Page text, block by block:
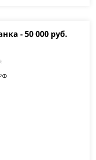
- 50 000 руб.